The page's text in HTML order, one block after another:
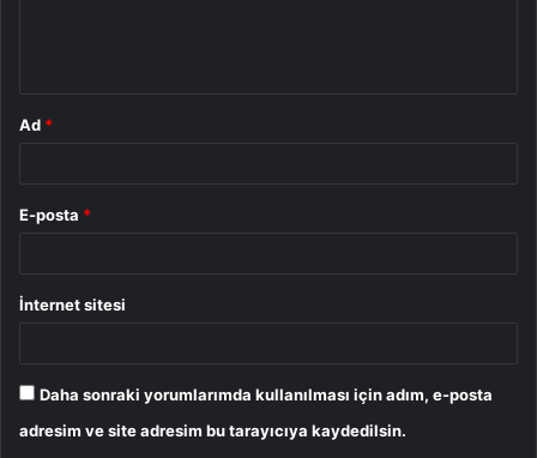
Ad *
E-posta *
İnternet sitesi
Daha sonraki yorumlarımda kullanılması için adım, e-posta
adresim ve site adresim bu tarayıcıya kaydedilsin.